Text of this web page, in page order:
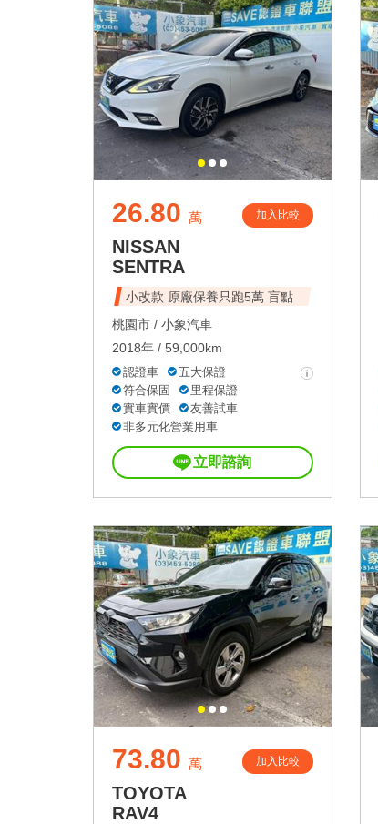
26.80 萬 加入比較
NISSAN
SENTRA
小改款 原廠保養只跑5萬 盲點
桃園市 / 小象汽車
2018年 / 59,000km
認證車
五大保證
符合保固
里程保證
實車實價
友善試車
非多元化營業用車
立即諮詢
73.80 萬 加入比較
TOYOTA
RAV4